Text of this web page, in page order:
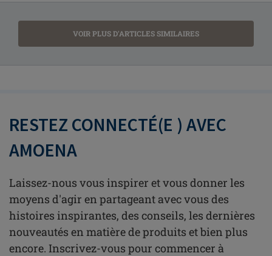
VOIR PLUS D'ARTICLES SIMILAIRES
RESTEZ CONNECTÉ(E ) AVEC
AMOENA
Laissez-nous vous inspirer et vous donner les
moyens d'agir en partageant avec vous des
histoires inspirantes, des conseils, les dernières
nouveautés en matière de produits et bien plus
encore. Inscrivez-vous pour commencer à